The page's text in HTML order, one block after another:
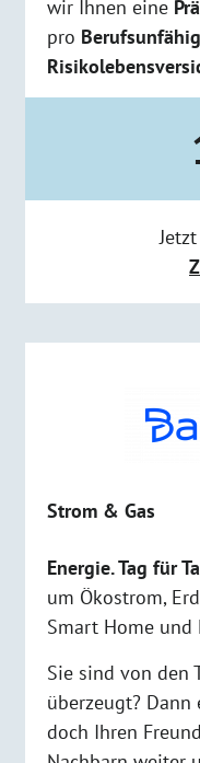
wir Ihnen eine
pro
Strom & Gas
Energie. Tag für
um Ökostrom,
Smart Home und
Sie sind von den
überzeugt?
doch Ihren